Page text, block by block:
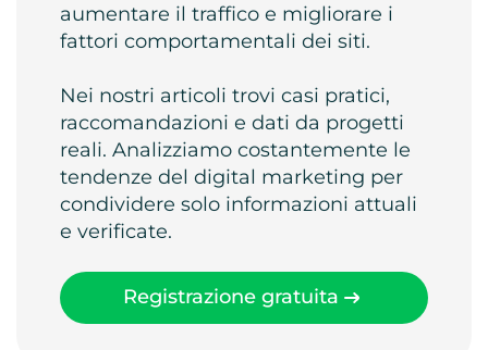
aumentare il traffico e migliorare i
fattori comportamentali dei siti.
Nei nostri articoli trovi casi pratici,
raccomandazioni e dati da progetti
reali. Analizziamo costantemente le
tendenze del digital marketing per
condividere solo informazioni attuali
e verificate.
Registrazione gratuita